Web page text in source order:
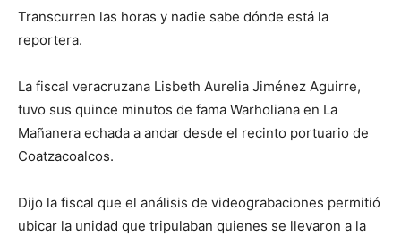
Transcurren las horas y nadie sabe dónde está la
reportera.
La fiscal veracruzana Lisbeth Aurelia Jiménez Aguirre,
tuvo sus quince minutos de fama Warholiana en La
Mañanera echada a andar desde el recinto portuario de
Coatzacoalcos.
Dijo la fiscal que el análisis de videograbaciones permitió
ubicar la unidad que tripulaban quienes se llevaron a la